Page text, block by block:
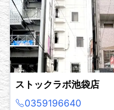
ストックラボ池袋店
0359196640